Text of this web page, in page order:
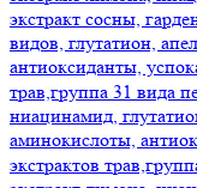
экстракт сосны,
видов, глутатион,
антиоксиданты,
трав,группа 31 вида
ниацинамид,
аминокислоты,
экстрактов